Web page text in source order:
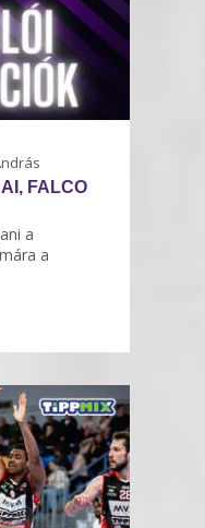
FALCO
a
a